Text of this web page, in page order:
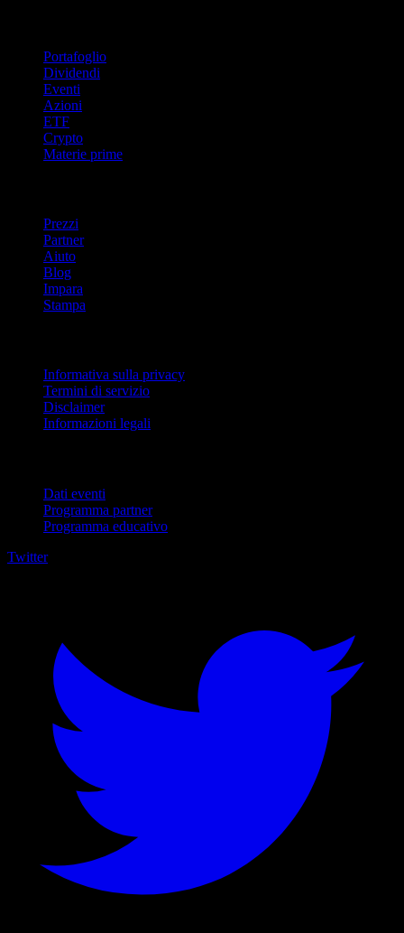
Portafoglio
Dividendi
Eventi
Azioni
ETF
Crypto
Materie prime
Prezzi
Partner
Aiuto
Blog
Impara
Stampa
Informativa sulla privacy
Termini di servizio
Disclaimer
Informazioni legali
Dati eventi
Programma partner
Programma educativo
Twitter